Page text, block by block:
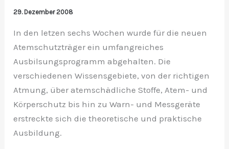
29. Dezember 2008
In den letzen sechs Wochen wurde für die neuen
Atemschutzträger ein umfangreiches
Ausbilsungsprogramm abgehalten. Die
verschiedenen Wissensgebiete, von der richtigen
Atmung, über atemschädliche Stoffe, Atem- und
Körperschutz bis hin zu Warn- und Messgeräte
erstreckte sich die theoretische und praktische
Ausbildung.